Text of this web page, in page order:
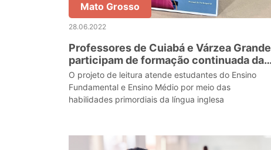
Mato Grosso
28.06.2022
Professores de Cuiabá e Várzea Grande
participam de formação continuada da
Pearson Education
O projeto de leitura atende estudantes do Ensino
Fundamental e Ensino Médio por meio das
habilidades primordiais da língua inglesa